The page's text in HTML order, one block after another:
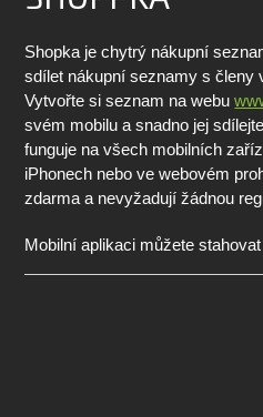
Shopka je chytrý nákupní
sdílet nákupní seznamy s členy
Vytvořte si seznam na webu
svém mobilu a snadno jej
funguje na všech mobilních
iPhonech nebo ve webovém
zdarma a nevyžadují žádnou
Mobilní aplikaci můžete